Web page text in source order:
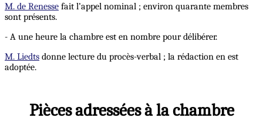
M. de Renesse fait l’appel nominal ; environ quarante membres
sont présents.
- A une heure la chambre est en nombre pour délibérer.
M. Liedts donne lecture du procès-verbal ; la rédaction en est
adoptée.
Pièces adressées à la chambre